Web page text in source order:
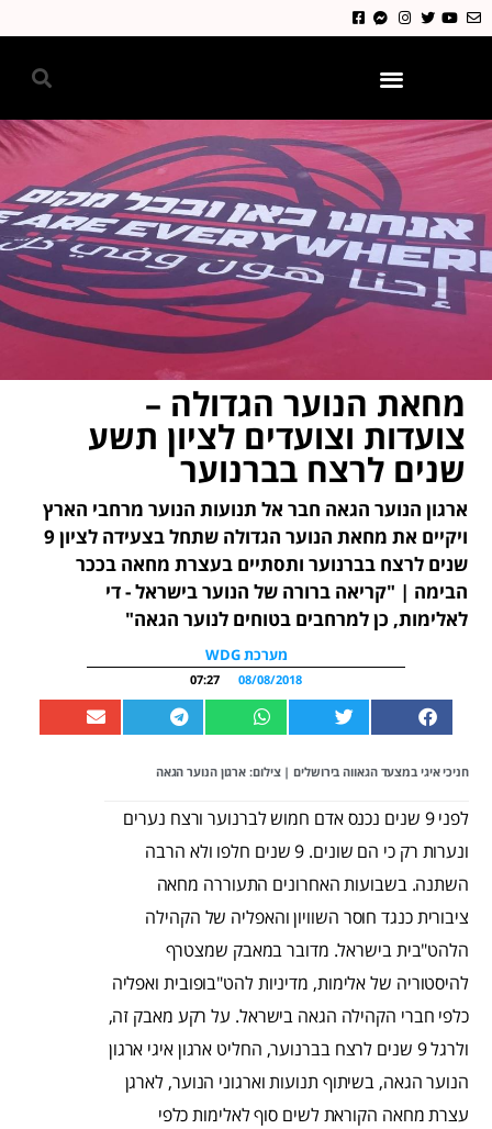
מחאת הנוער הגדולה –
צועדות וצועדים לציון תשע
שנים לרצח בברנוער
ארגון הנוער הגאה חבר אל תנועות הנוער מרחבי הארץ
ויקיים את מחאת הנוער הגדולה שתחל בצעידה לציון 9
שנים לרצח בברנוער ותסתיים בעצרת מחאה בככר
הבימה | "קריאה ברורה של הנוער בישראל - די
לאלימות, כן למרחבים בטוחים לנוער הגאה"
מערכת WDG
08/08/2018
07:27
חניכי איגי במצעד הגאווה בירושלים | צילום: ארגון הנוער הגאה
לפני 9 שנים נכנס אדם חמוש לברנוער ורצח נערים
ונערות רק כי הם שונים. 9 שנים חלפו ולא הרבה
השתנה. בשבועות האחרונים התעוררה מחאה
ציבורית כנגד חוסר השוויון והאפליה של הקהילה
הלהט"בית בישראל. מדובר במאבק שמצטרף
להיסטוריה של אלימות, מדיניות להט"בופובית ואפליה
כלפי חברי הקהילה הגאה בישראל. על רקע מאבק זה,
ולרגל 9 שנים לרצח בברנוער, החליט ארגון איגי ארגון
הנוער הגאה, בשיתוף תנועות וארגוני הנוער, לארגן
עצרת מחאה הקוראת לשים סוף לאלימות כלפי